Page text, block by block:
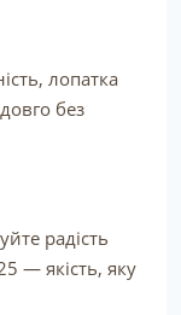
лопатка
без
радість
— якість, яку